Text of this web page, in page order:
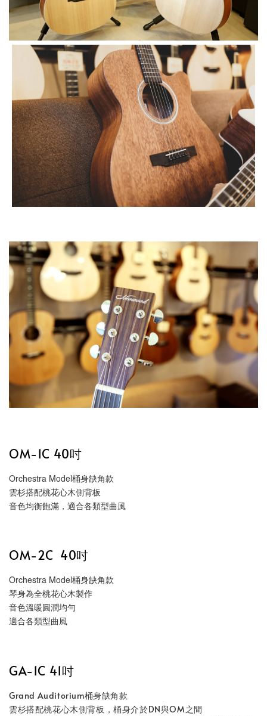
OM-1C 40吋
Orchestra Model桶身缺角款
雲杉搭配桃花心木側背板
音色均衡飽滿，適合各類型曲風
OM-2C 40吋
Orchestra Model桶身缺角款
琴身為全桃花心木製作
音色溫暖圓潤均勻
適合各類型曲風
GA-1C 41吋
Grand Auditorium桶身缺角款
雲杉搭配桃花心木側背板，桶身介於DN與OM之間